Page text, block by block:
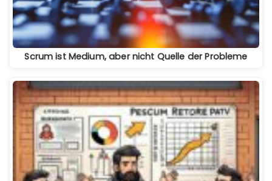
Scrum ist Medium, aber nicht Quelle der Probleme